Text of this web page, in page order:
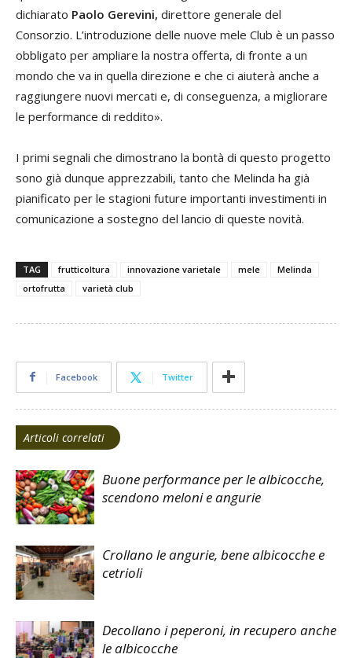
dichiarato Paolo Gerevini, direttore generale del
Consorzio. L’introduzione delle nuove mele Club è un passo
obbligato per ampliare la nostra offerta, di fronte a un
mondo che va in quella direzione e che ci aiuterà anche a
raggiungere nuovi mercati e, di conseguenza, a migliorare
le performance di reddito».
I primi segnali che dimostrano la bontà di questo progetto
sono già dunque apprezzabili, tanto che Melinda ha già
pianificato per le stagioni future importanti investimenti in
comunicazione a sostegno del lancio di queste novità.
TAG frutticoltura innovazione varietale mele
Melinda
ortofrutta
varietà club
Facebook Twitter
Articoli correlati
Buone performance per le albicocche,
scendono meloni e angurie
Crollano le angurie, bene albicocche e
cetrioli
Decollano i peperoni, in recupero anche
le albicocche